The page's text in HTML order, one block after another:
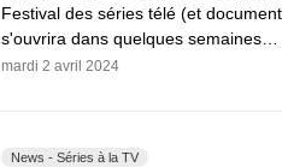
Festival des séries télé (et
s'ouvrira dans quelques semaines…
mardi 2 avril 2024
News - Séries à la TV